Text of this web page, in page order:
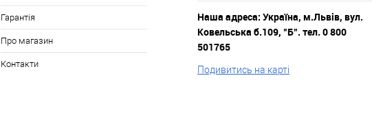
Гарантія
Про магазин
Контакти
Наша адреса: Україна, м.Львів, вул.
Ковельська б.109, "Б". тел. 0 800
501765
Подивитись на карті